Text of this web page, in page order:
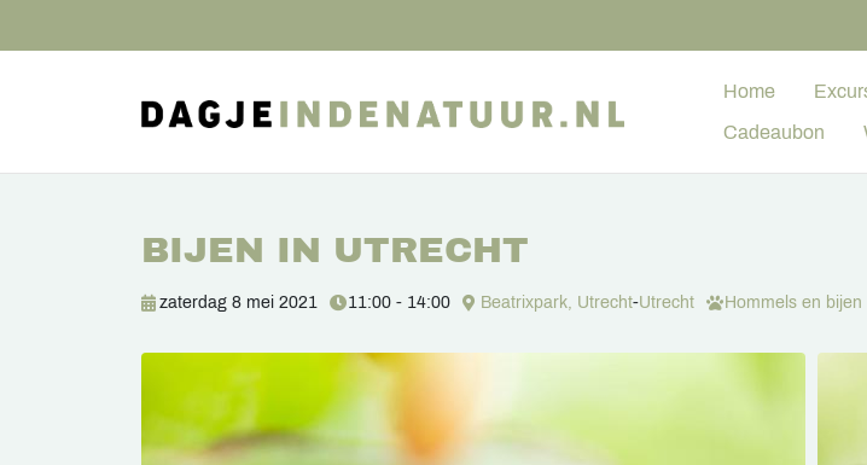
Home
Cadeaubon
BIJEN IN UTRECHT
zaterdag 8 mei 2021 11:00 - 14:00 Beatrixpark, Utrecht-Utrecht Hommels en bijen